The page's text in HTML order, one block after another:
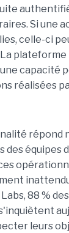
Si une
celle-ci
capacité
réalisées
répond
des équipes
88 %
leurs